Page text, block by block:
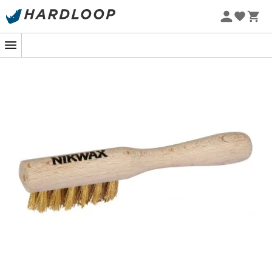
Sommarerbjudanden 🔥 -5 % EXTRA vid köp av 2 produkter*